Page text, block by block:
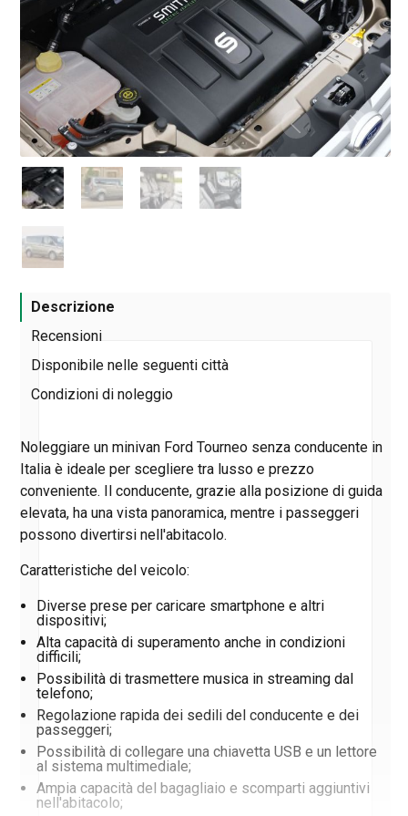
Descrizione
Recensioni
Disponibile nelle seguenti città
Condizioni di noleggio
Noleggiare un minivan Ford Tourneo senza conducente in
Italia è ideale per scegliere tra lusso e prezzo
conveniente. Il conducente, grazie alla posizione di guida
elevata, ha una vista panoramica, mentre i passeggeri
possono divertirsi nell'abitacolo.
Caratteristiche del veicolo:
Diverse prese per caricare smartphone e altri
dispositivi;
Alta capacità di superamento anche in condizioni
difficili;
Possibilità di trasmettere musica in streaming dal
telefono;
Regolazione rapida dei sedili del conducente e dei
passeggeri;
Possibilità di collegare una chiavetta USB e un lettore
al sistema multimediale;
Ampia capacità del bagagliaio e scomparti aggiuntivi
nell'abitacolo;